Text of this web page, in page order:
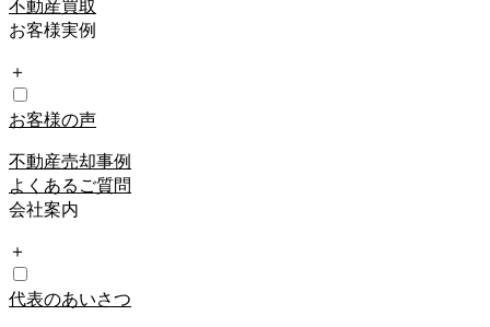
不動産買取
お客様実例
＋
お客様の声
不動産売却事例
よくあるご質問
会社案内
＋
代表のあいさつ